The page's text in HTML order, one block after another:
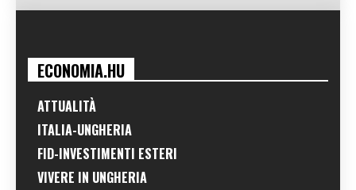
ECONOMIA.HU
ATTUALITÀ
ITALIA-UNGHERIA
FID-INVESTIMENTI ESTERI
VIVERE IN UNGHERIA